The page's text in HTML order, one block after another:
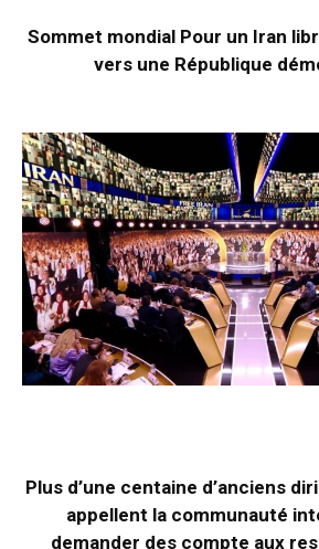
Sommet mondial Pour un Iran
vers une République
Plus d’une centaine d’anciens
appellent la communauté
demander des compte aux